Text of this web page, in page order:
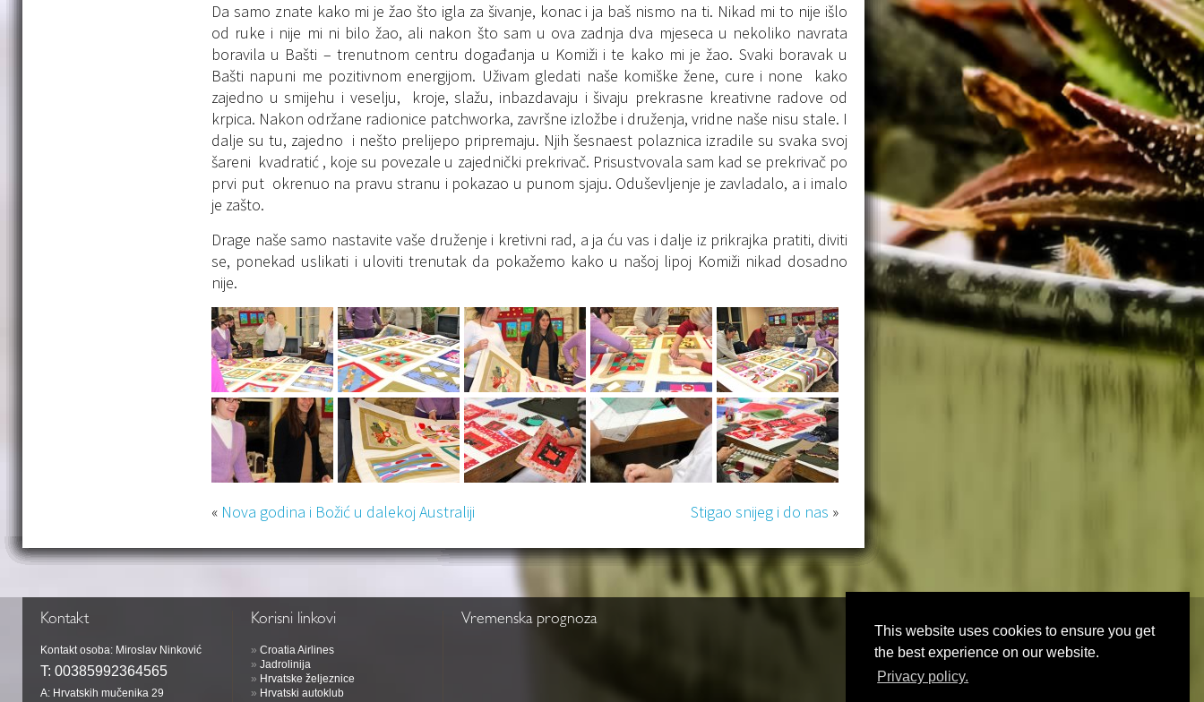
This website uses cookies to ensure you get
the best experience on our website.
Privacy policy.
Da samo znate kako mi je žao što igla za šivanje, konac i ja baš nismo na ti. Nikad mi to nije išlo
od ruke i nije mi ni bilo žao, ali nakon što sam u ova zadnja dva mjeseca u nekoliko navrata
boravila u Bašti – trenutnom centru događanja u Komiži i te kako mi je žao. Svaki boravak u
Bašti napuni me pozitivnom energijom. Uživam gledati naše komiške žene, cure i none kako
zajedno u smijehu i veselju, kroje, slažu, inbazdavaju i šivaju prekrasne kreativne radove od
krpica. Nakon održane radionice patchworka, završne izložbe i druženja, vridne naše nisu stale. I
dalje su tu, zajedno i nešto prelijepo pripremaju. Njih šesnaest polaznica izradile su svaka svoj
šareni kvadratić , koje su povezale u zajednički prekrivač. Prisustvovala sam kad se prekrivač po
prvi put okrenuo na pravu stranu i pokazao u punom sjaju. Oduševljenje je zavladalo, a i imalo
je zašto.
Drage naše samo nastavite vaše druženje i kretivni rad, a ja ću vas i dalje iz prikrajka pratiti, diviti
se, ponekad uslikati i uloviti trenutak da pokažemo kako u našoj lipoj Komiži nikad dosadno
nije.
« Nova godina i Božić u dalekoj Australiji Stigao snijeg i do nas »
Kontakt
Kontakt osoba: Miroslav Ninković
T: 00385992364565
A: Hrvatskih mučenika 29
Korisni linkovi
» Croatia Airlines
» Jadrolinija
» Hrvatske željeznice
» Hrvatski autoklub
Vremenska prognoza